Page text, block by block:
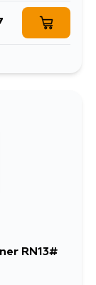
RN13#